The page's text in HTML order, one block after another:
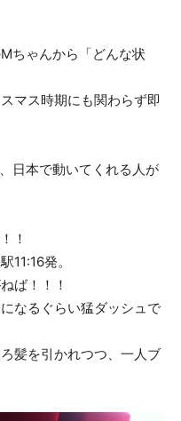
ちゃんから「どんな状
マス時期にも関わらず即
日本で動いてくれる人が
！
11:16発。
ば！！！
なるぐらい猛ダッシュで
髪を引かれつつ、一人ブ